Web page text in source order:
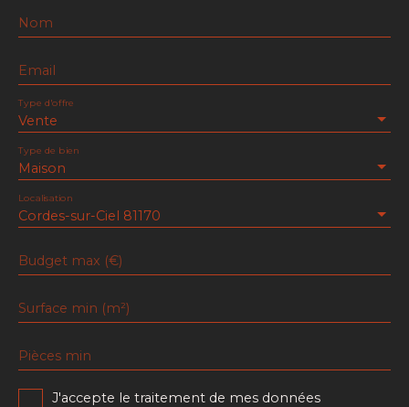
Nom
Email
Vente
Type d'offre
Maison
Type de bien
Cordes-sur-Ciel 81170
Localisation
Budget max (€)
Surface min (m²)
Pièces min
J'accepte le traitement de mes données